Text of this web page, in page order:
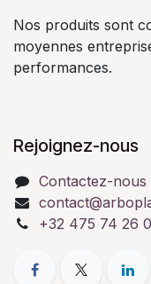
Nos produits sont
moyennes
performances.
Rejoignez-nous
Contactez-nous
+32 475 74 26